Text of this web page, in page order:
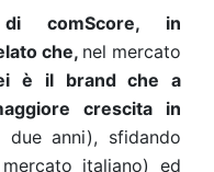
di comScore, in
che, nel mercato
è il brand che a
crescita in
due anni), sfidando
italiano) ed